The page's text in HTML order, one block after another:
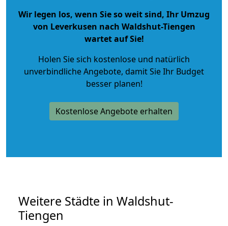
Wir legen los, wenn Sie so weit sind, Ihr Umzug
von Leverkusen nach Waldshut-Tiengen
wartet auf Sie!
Holen Sie sich kostenlose und natürlich
unverbindliche Angebote, damit Sie Ihr Budget
besser planen!
Kostenlose Angebote erhalten
Weitere Städte in Waldshut-
Tiengen